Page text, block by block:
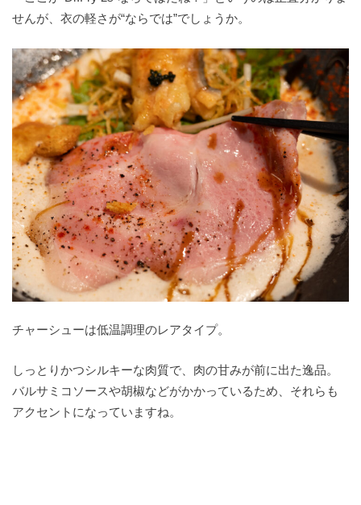
せんが、衣の軽さが“ならでは”でしょうか。
チャーシューは低温調理のレアタイプ。
しっとりかつシルキーな肉質で、肉の甘みが前に出た逸品。
バルサミコソースや胡椒などがかかっているため、それらも
アクセントになっていますね。